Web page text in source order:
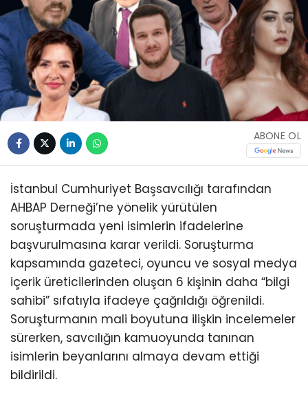
ABONE OL
İstanbul Cumhuriyet Başsavcılığı tarafından
AHBAP Derneği’ne yönelik yürütülen
soruşturmada yeni isimlerin ifadelerine
başvurulmasına karar verildi. Soruşturma
kapsamında gazeteci, oyuncu ve sosyal medya
içerik üreticilerinden oluşan 6 kişinin daha “bilgi
sahibi” sıfatıyla ifadeye çağrıldığı öğrenildi.
Soruşturmanın mali boyutuna ilişkin incelemeler
sürerken, savcılığın kamuoyunda tanınan
isimlerin beyanlarını almaya devam ettiği
bildirildi.